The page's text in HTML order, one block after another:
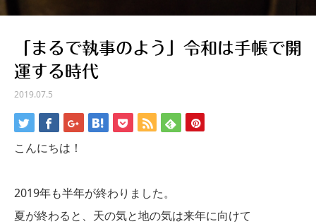
「まるで執事のよう」令和は手帳で開
運する時代
2019.07.5
こんにちは！
2019年も半年が終わりました。
夏が終わると、天の気と地の気は来年に向けて